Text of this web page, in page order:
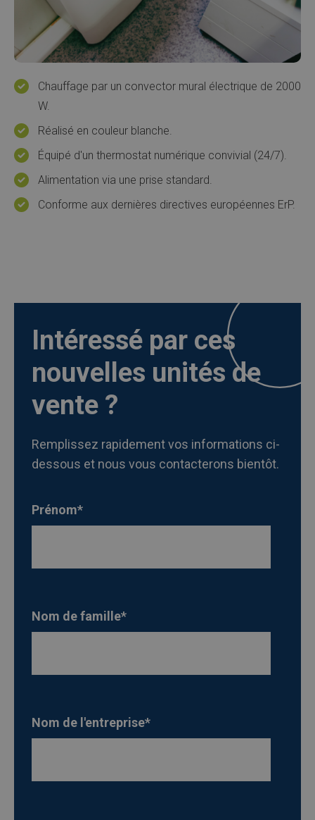
Chauffage par un convector mural électrique de 2000
W.
Réalisé en couleur blanche.
Équipé d'un thermostat numérique convivial (24/7).
Alimentation via une prise standard.
Conforme aux dernières directives européennes ErP.
Intéressé par ces
nouvelles unités de
vente ?
Remplissez rapidement vos informations ci-
dessous et nous vous contacterons bientôt.
Prénom*
Nom de famille*
Nom de l'entreprise*